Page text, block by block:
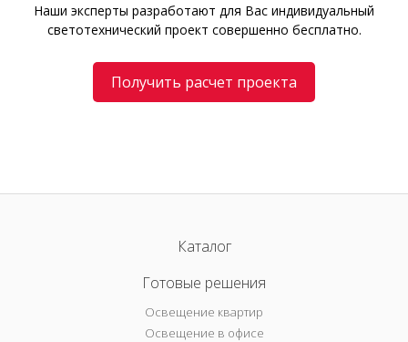
Наши эксперты разработают для Вас индивидуальный
светотехнический проект совершенно бесплатно.
Получить расчет проекта
Каталог
Готовые решения
Освещение квартир
Освещение в офисе